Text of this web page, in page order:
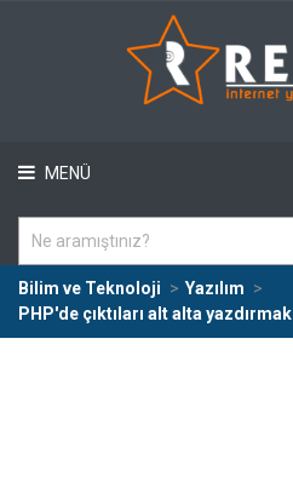
MENÜ
Bilim ve Teknoloji
Yazılım
PHP'de çıktıları alt alta yazdırmak